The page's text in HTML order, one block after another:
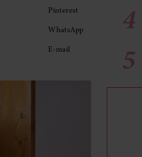
Pinterest
WhatsApp
E-mail
4
5